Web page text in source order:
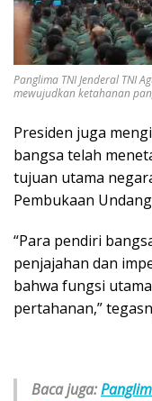
Panglima TNI Jenderal TNI
mewujudkan ketahanan
Presiden juga
bangsa telah
tujuan utama
Pembukaan
“Para pendiri
penjajahan dan
bahwa fungsi
pertahanan,”
Baca juga: